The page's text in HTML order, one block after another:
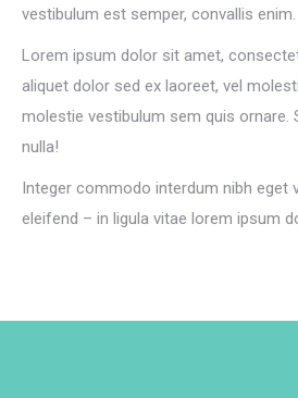
vestibulum est semper, convallis enim.
Lorem ipsum dolor sit amet,
aliquet dolor sed ex laoreet, vel
molestie vestibulum sem quis ornare.
nulla!
Integer commodo interdum nibh eget
eleifend – in ligula vitae lorem ipsum